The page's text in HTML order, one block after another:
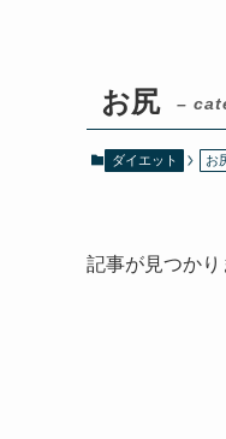
お尻 –
ダイエット お
記事が見つかり